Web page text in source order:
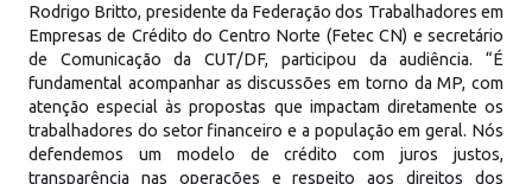
Rodrigo Britto, presidente da Federação dos Trabalhadores em
Empresas de Crédito do Centro Norte (Fetec CN) e secretário
de Comunicação da CUT/DF, participou da audiência. “É
fundamental acompanhar as discussões em torno da MP, com
atenção especial às propostas que impactam diretamente os
trabalhadores do setor financeiro e a população em geral. Nós
defendemos um modelo de crédito com juros justos,
transparência nas operações e respeito aos direitos dos